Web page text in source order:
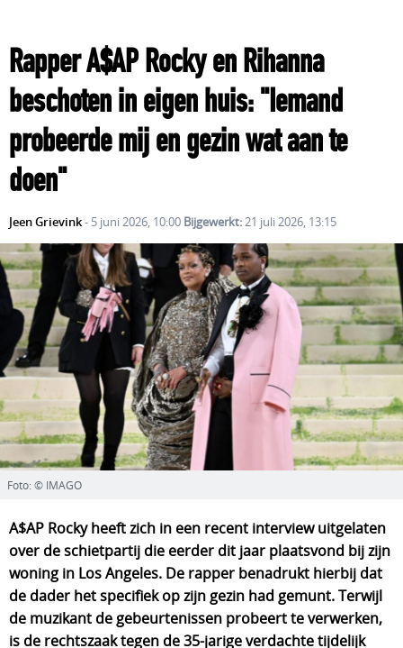
Rapper A$AP Rocky en Rihanna
beschoten in eigen huis: "Iemand
probeerde mij en gezin wat aan te
doen"
Jeen Grievink- 5 juni 2026, 10:00 Bijgewerkt:21 juli 2026, 13:15
Foto: © IMAGO
A$AP Rocky heeft zich in een recent interview uitgelaten
over de schietpartij die eerder dit jaar plaatsvond bij zijn
woning in Los Angeles. De rapper benadrukt hierbij dat
de dader het specifiek op zijn gezin had gemunt. Terwijl
de muzikant de gebeurtenissen probeert te verwerken,
is de rechtszaak tegen de 35-jarige verdachte tijdelijk